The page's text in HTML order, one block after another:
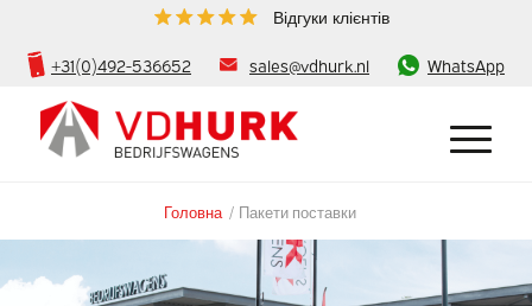
Відгуки клієнтів
+31(0)492-536652 sales@vdhurk.nl WhatsApp
Головна / Пакети поставки